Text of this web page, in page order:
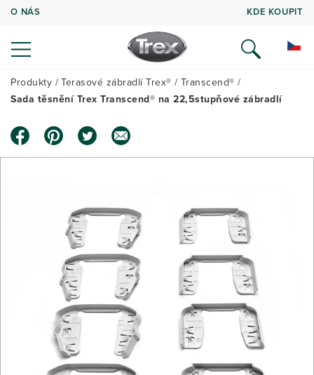
O NÁS KDE KOUPIT
Produkty Terasové zábradlí Trex®
Transcend®
Sada těsnění Trex Transcend® na 22,5stupňové zábradlí